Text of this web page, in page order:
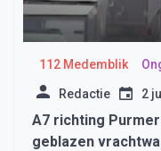
112 Medemblik
Redactie 2
A7 richting
geblazen